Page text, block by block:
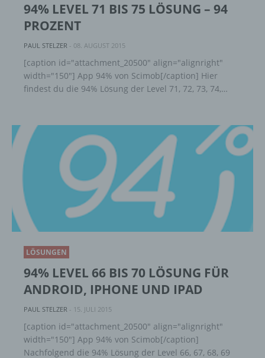
94% LEVEL 71 BIS 75 LÖSUNG – 94
PROZENT
PAUL STELZER - 08. AUGUST 2015
[caption id="attachment_20500" align="alignright"
width="150"] App 94% von Scimob[/caption] Hier
findest du die 94% Lösung der Level 71, 72, 73, 74,…
LÖSUNGEN
94% LEVEL 66 BIS 70 LÖSUNG FÜR
ANDROID, IPHONE UND IPAD
PAUL STELZER - 15. JULI 2015
[caption id="attachment_20500" align="alignright"
width="150"] App 94% von Scimob[/caption]
Nachfolgend die 94% Lösung der Level 66, 67, 68, 69